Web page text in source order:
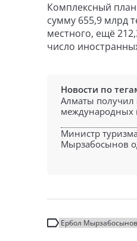
Комплексный
сумму 655,9 млрд
местного, ещё
число
Новости по
Алматы получил
международных
Министр
Мырзабосынов
Ербол Мырзабосынов